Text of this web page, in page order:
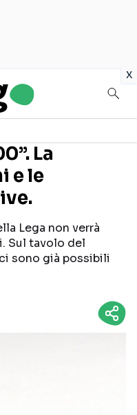
x
social
La
e le
Lega non verrà
Sul tavolo del
sono già possibili